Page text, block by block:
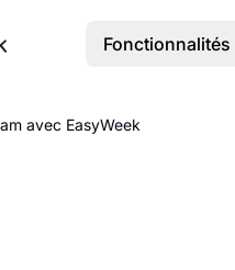
avec EasyWeek
Fonctionnalités